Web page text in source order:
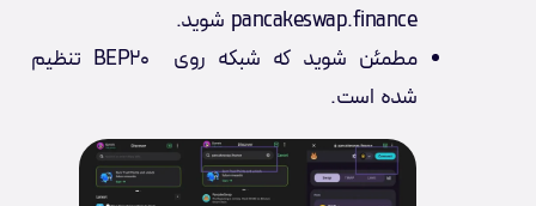
pancakeswap.finance شوید.
مطمئن شوید که شبکه روی BEP20 تنظیم
شده است.